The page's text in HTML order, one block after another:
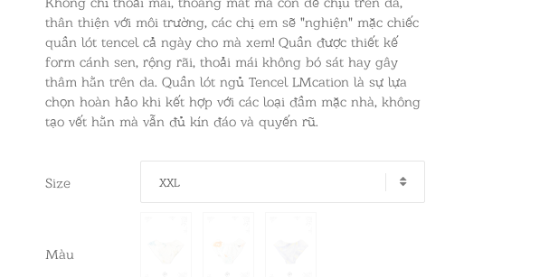
thân thiện với môi trường, các chị em sẽ "nghiện" mặc chiếc
quần lót tencel cả ngày cho mà xem! Quần được thiết kế
form cánh sen, rộng rãi, thoải mái không bó sát hay gây
thâm hằn trên da. Quần lót ngủ Tencel LMcation là sự lựa
chọn hoàn hảo khi kết hợp với các loại đầm mặc nhà, không
tạo vết hằn mà vẫn đủ kín đáo và quyến rũ.
Size XXL
Màu